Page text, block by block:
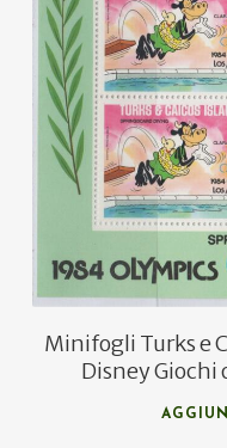
Minifogli Turks e
Disney Giochi